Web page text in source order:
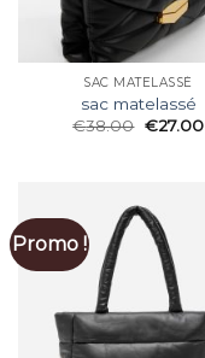
SAC MATELASSÉ
sac matelassé
€38.00 €27.00
Promo !